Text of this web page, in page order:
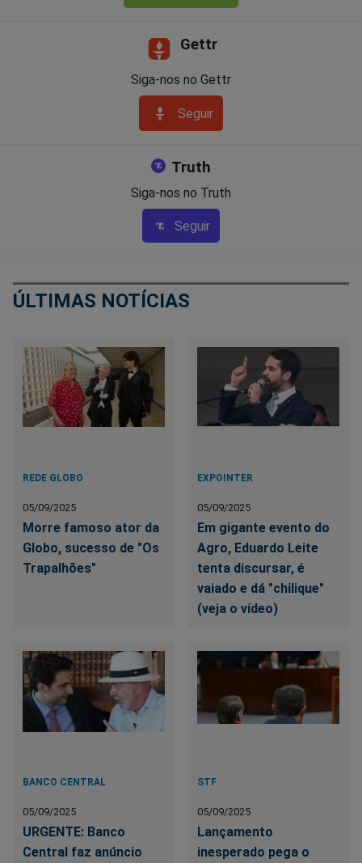
Gettr
Siga-nos no Gettr
Seguir
Truth
Siga-nos no Truth
Seguir
ÚLTIMAS NOTÍCIAS
REDE GLOBO
05/09/2025
Morre famoso ator da
Globo, sucesso de "Os
Trapalhões"
EXPOINTER
05/09/2025
Em gigante evento do
Agro, Eduardo Leite
tenta discursar, é
vaiado e dá "chilique"
(veja o vídeo)
BANCO CENTRAL
05/09/2025
URGENTE: Banco
Central faz anúncio
STF
05/09/2025
Lançamento
inesperado pega o